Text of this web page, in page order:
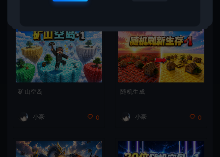
相关文章
矿山空岛
小豪 0
随机生成
小豪 0